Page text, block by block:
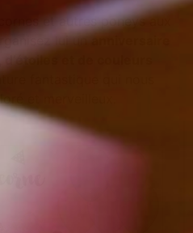
et autres poneys aux
lui unanniversaire
et de couleurs
fantastique qui nous
et merveilleux.